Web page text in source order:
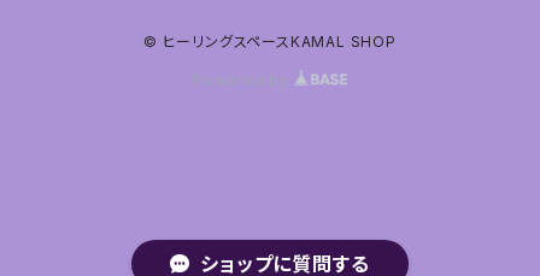
ショップに質問する
© ヒーリングスペースKAMAL SHOP
Powered by